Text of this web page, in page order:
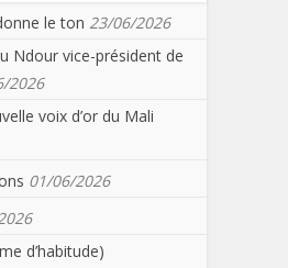
le ton 23/06/2026
Ndour vice-président de
2026
voix d’or du Mali
01/06/2026
d’habitude)